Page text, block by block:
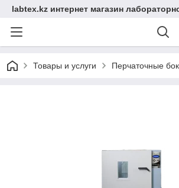
labtex.kz интернет магазин
Товары и услуги Перчаточные